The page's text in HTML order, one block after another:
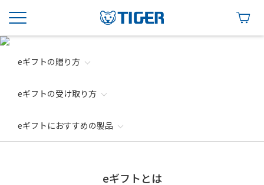
eギフトの贈り方
eギフトの受け取り方
eギフトにおすすめの製品
eギフトとは